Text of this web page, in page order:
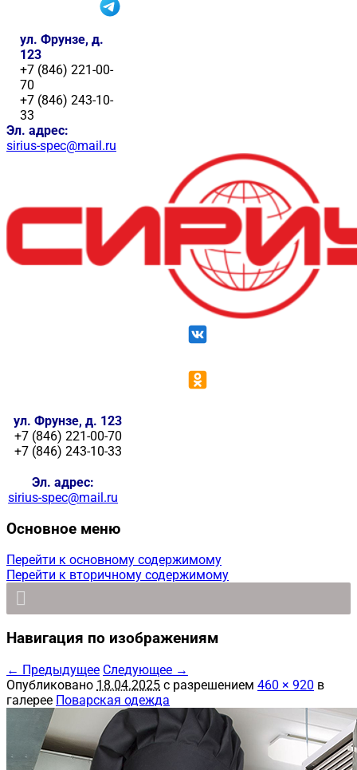
ул. Фрунзе, д.
123
+7 (846) 221-00-
70
+7 (846) 243-10-
33
Эл. адрес:
sirius-spec@mail.ru
ул. Фрунзе, д. 123
+7 (846) 221-00-70
+7 (846) 243-10-33
Эл. адрес:
sirius-spec@mail.ru
Основное меню
Перейти к основному содержимому
Перейти к вторичному содержимому
Навигация по изображениям
← Предыдущее Следующее →
Опубликовано 18.04.2025 с разрешением 460 × 920 в
галерее Поварская одежда